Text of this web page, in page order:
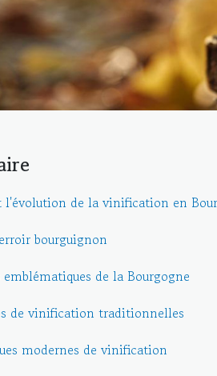
l'évolution de la vinification en
bourguignon
emblématiques de la Bourgogne
de vinification traditionnelles
modernes de vinification